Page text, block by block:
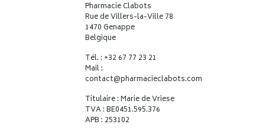
Pharmacie Clabots
Rue de Villers-la-Ville 78
1470 Genappe
Belgique
Tél. : +32 67 77 23 21
Mail :
contact@pharmacieclabots.com
Titulaire : Marie de Vriese
TVA : BE0451.595.376
APB : 253102